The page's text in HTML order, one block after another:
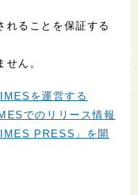
れることを保証する
ん。
を運営する
でのリリース情報
PRESS」を開